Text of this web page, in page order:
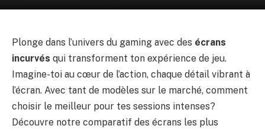
Plonge dans l’univers du gaming avec des écrans
incurvés qui transforment ton expérience de jeu.
Imagine-toi au cœur de l’action, chaque détail vibrant à
l’écran. Avec tant de modèles sur le marché, comment
choisir le meilleur pour tes sessions intenses?
Découvre notre comparatif des écrans les plus